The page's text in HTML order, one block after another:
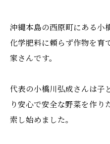
沖縄本島の西原町にある小
化学肥料に頼らず作物を育
家さんです。
代表の小橋川弘成さんは子
り安心で安全な野菜を作
索し始めました。